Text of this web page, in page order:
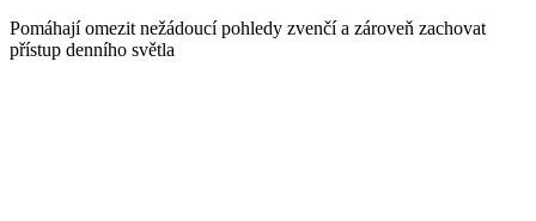
Pomáhají omezit nežádoucí pohledy zvenčí a zároveň zachovat
přístup denního světla